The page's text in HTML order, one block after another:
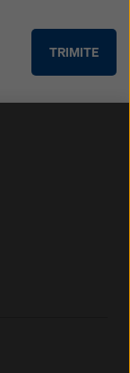
TRIMITE